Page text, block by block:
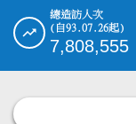
總造訪人次
(自93.07.26起)
7,808,555